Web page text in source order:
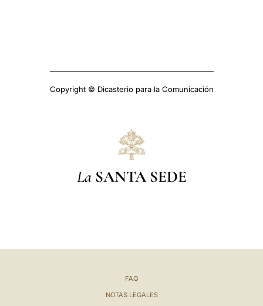
Copyright © Dicasterio para la Comunicación
La SANTA SEDE
FAQ
NOTAS LEGALES